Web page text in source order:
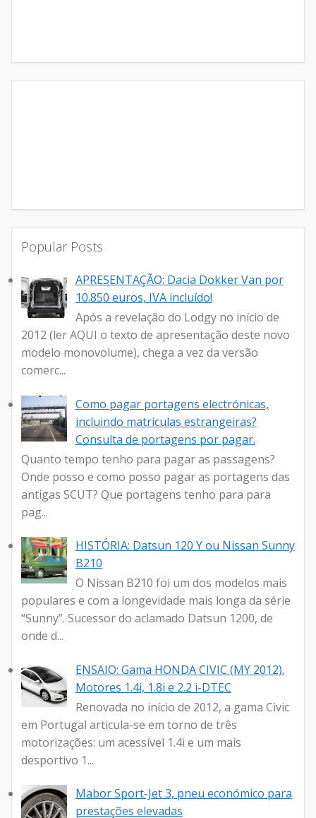
Popular Posts
APRESENTAÇÃO: Dacia Dokker Van por
10.850 euros, IVA incluído!
Após a revelação do Lodgy no início de
2012 (ler AQUI o texto de apresentação deste novo
modelo monovolume), chega a vez da versão
comerc...
Como pagar portagens electrónicas,
incluindo matriculas estrangeiras?
Consulta de portagens por pagar.
Quanto tempo tenho para pagar as passagens?
Onde posso e como posso pagar as portagens das
antigas SCUT? Que portagens tenho para para
pag...
HISTÓRIA: Datsun 120 Y ou Nissan Sunny
B210
O Nissan B210 foi um dos modelos mais
populares e com a longevidade mais longa da série
“Sunny”. Sucessor do aclamado Datsun 1200, de
onde d...
ENSAIO: Gama HONDA CIVIC (MY 2012).
Motores 1.4i, 1.8i e 2.2 i-DTEC
Renovada no início de 2012, a gama Civic
em Portugal articula-se em torno de três
motorizações: um acessível 1.4i e um mais
desportivo 1...
Mabor Sport-Jet 3, pneu económico para
prestações elevadas